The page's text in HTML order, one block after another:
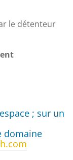
le détenteur
; sur un
domaine